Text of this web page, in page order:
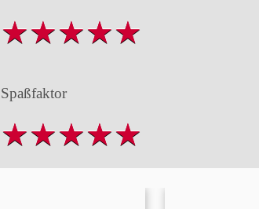
Spaßfaktor